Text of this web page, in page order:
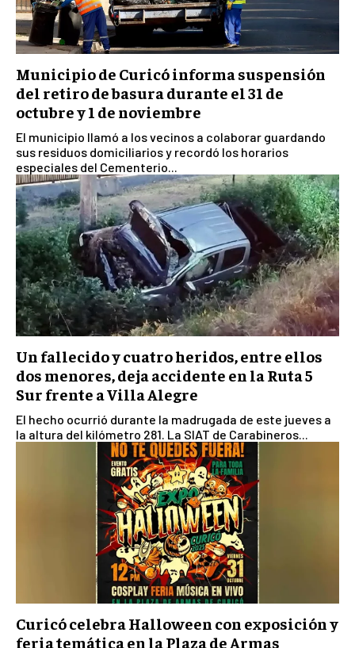
Municipio de Curicó informa suspensión
del retiro de basura durante el 31 de
octubre y 1 de noviembre
El municipio llamó a los vecinos a colaborar guardando
sus residuos domiciliarios y recordó los horarios
especiales del Cementerio...
Un fallecido y cuatro heridos, entre ellos
dos menores, deja accidente en la Ruta 5
Sur frente a Villa Alegre
El hecho ocurrió durante la madrugada de este jueves a
la altura del kilómetro 281. La SIAT de Carabineros...
Curicó celebra Halloween con exposición y
feria temática en la Plaza de Armas